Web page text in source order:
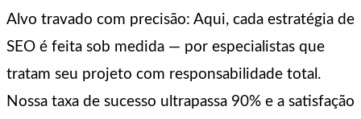
Alvo travado com precisão: Aqui, cada estratégia de
SEO é feita sob medida — por especialistas que
tratam seu projeto com responsabilidade total.
Nossa taxa de sucesso ultrapassa 90% e a satisfação